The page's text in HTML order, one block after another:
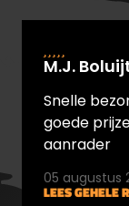
M.J.
Snelle
goede
aanrader
LEES GEHELE
05 augustus